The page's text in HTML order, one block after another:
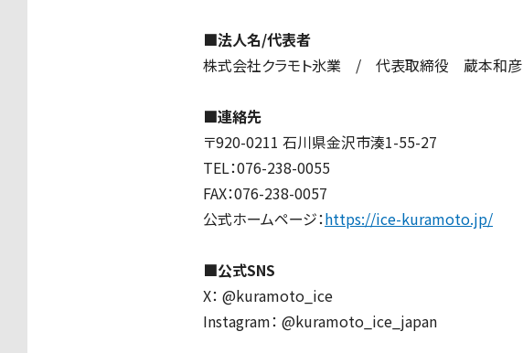
■法人名/代表者
株式会社クラモト氷業 / 代表取締役 蔵本和彦
■連絡先
〒920-0211 石川県金沢市湊1-55-27
TEL：076-238-0055
FAX：076-238-0057
公式ホームページ：https://ice-kuramoto.jp/
■公式SNS
X： @kuramoto_ice
Instagram： @kuramoto_ice_japan